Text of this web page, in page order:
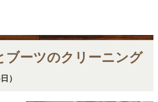
ブーツのクリーニング
）